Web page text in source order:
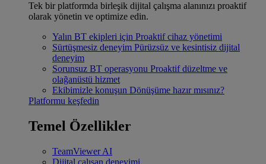
Tek bir platformda birleşik dijital çalışma alanınızı proaktif
olarak yönetin ve optimize edin.
Yalın BT ekipleri için Proaktif cihaz yönetimi
Sürtüşmesiz deneyim Pürüzsüz ve kesintisiz dijital
deneyim
Sorunsuz BT operasyonu Proaktif düzeltme ve
olağanüstü hizmet
Ekibimizle konuşun Dönüşüme hazır mısınız?
Platformu keşfedin
Temel Özellikler
TeamViewer AI